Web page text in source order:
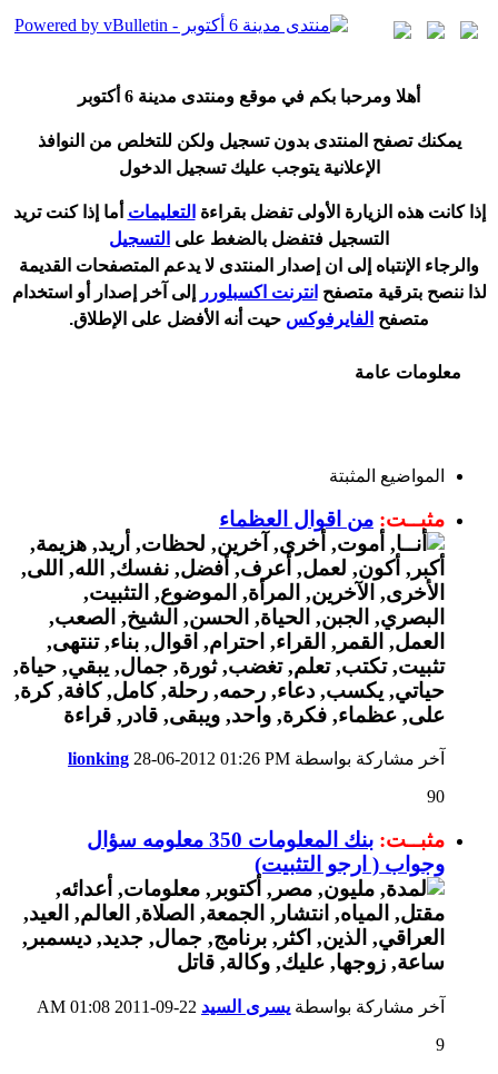
هلا ومرحبا بكم في موقع ومنتدى مدينة 6 أكتوبر
يمكنك تصفح المنتدى بدون تسجيل ولكن للتخلص من النوافذ
الإعلانية يتوجب عليك تسجيل الدخول
إذا كانت هذه الزيارة الأولى تفضل بقراءة التعليمات ما إذا كنت تريد
التسجيل فتفضل بالضغط على التسجيل
والرجاء الإنتباه إلى ان إصدار المنتدى لا يدعم المتصفحات القديمة
لذا ننصح بترقية متصفح انترنت اكسبلورر إلى آخر إصدار أو استخدام
متصفح الفايرفوكس حيت نه الأفضل على الإطلاق.
معلومات عامة
المواضيع المثبتة
مثبــت: من اقوال العظماء
آخر مشاركة بواسطة lionking 28-06-2012 01:26 PM
90
مثبــت:
بنك المعلومات 350 معلومه سؤال
وجواب ( ارجو التثبيت)
آخر مشاركة بواسطة يسرى السيد
01:08 AM
9